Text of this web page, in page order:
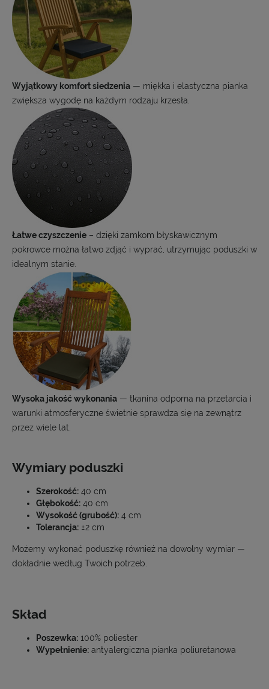
Wyjątkowy komfort siedzenia — miękka i elastyczna pianka
zwiększa wygodę na każdym rodzaju krzesła.
Łatwe czyszczenie – dzięki zamkom błyskawicznym
pokrowce można łatwo zdjąć i wyprać, utrzymując poduszki w
idealnym stanie.
Wysoka jakość wykonania — tkanina odporna na przetarcia i
warunki atmosferyczne świetnie sprawdza się na zewnątrz
przez wiele lat.
Wymiary poduszki
Szerokość: 40 cm
Głębokość: 40 cm
Wysokość (grubość): 4 cm
Tolerancja: ±2 cm
Możemy wykonać poduszkę również na dowolny wymiar —
dokładnie według Twoich potrzeb.
Skład
Poszewka: 100% poliester
Wypełnienie: antyalergiczna pianka poliuretanowa